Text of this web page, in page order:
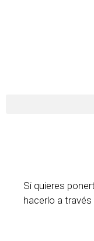
Si quieres
hacerlo a